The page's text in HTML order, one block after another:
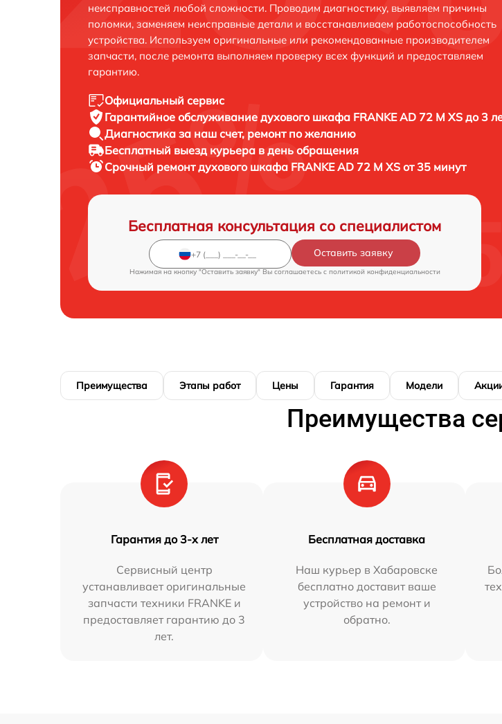
неисправностей любой сложности. Проводим диагностику, выявляем причины
поломки, заменяем неисправные детали и восстанавливаем работоспособность
устройства. Используем оригинальные или рекомендованные производителем
запчасти, после ремонта выполняем проверку всех функций и предоставляем
гарантию.
Официальный сервис
Гарантийное обслуживание духового шкафа FRANKE AD 72 M XS до 3
Диагностика за наш счет, ремонт по желанию
Бесплатный выезд курьера в день обращения
Срочный ремонтдухового шкафа FRANKE AD 72 M XS от 35 минут
Бесплатная консультация со специалистом
Оставить заявку
Нажимая на кнопку "Оставить заявку" Вы соглашаетесь c политикой конфиденциальности
Преимущества Этапы работ Цены Гарантия Модели
Преимущества
Гарантия до 3-х лет
Сервисный центр
устанавливает оригинальные
запчасти техники FRANKE и
предоставляет гарантию до 3
лет.
Бесплатная доставка
Наш курьер в Хабаровске
бесплатно доставит ваше
устройство на ремонт и
обратно.